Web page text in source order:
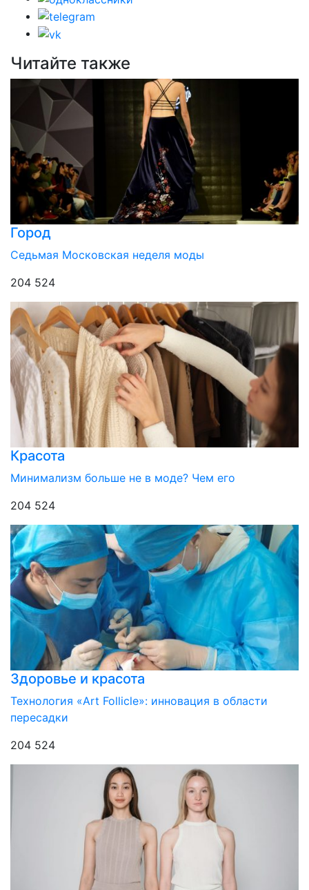
Читайте также
Город
Седьмая Московская неделя моды
204 524
Красота
Минимализм больше не в моде? Чем его
204 524
Здоровье и красота
Технология «Art Follicle»: инновация в области
пересадки
204 524